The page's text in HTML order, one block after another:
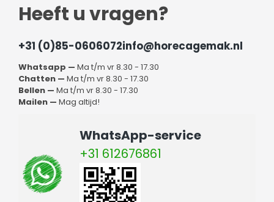
Heeft u vragen?
+31 (0)85-0606072info@horecagemak.nl
Whatsapp — Ma t/m vr 8.30 - 17.30
Chatten — Ma t/m vr 8.30 - 17.30
Bellen — Ma t/m vr 8.30 - 17.30
Mailen — Mag altijd!
WhatsApp-service
+31 612676861